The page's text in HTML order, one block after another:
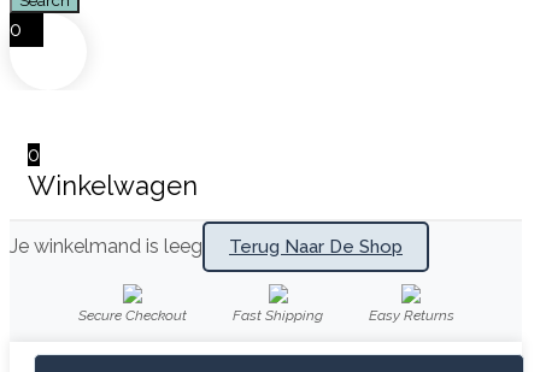
0
0
Winkelwagen
Je winkelmand is leeg Terug Naar De Shop
Secure Checkout Fast Shipping Easy Returns